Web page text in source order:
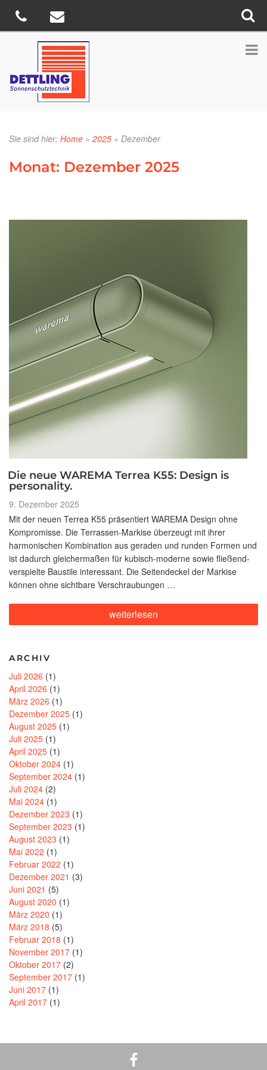
Sie sind hier: Home » 2025 » Dezember
Monat: Dezember 2025
Die neue WAREMA Terrea K55: Design is
personality.
Veröffentlicht
am
9. Dezember 2025
Mit der neuen Terrea K55 präsentiert WAREMA Design ohne
Kompromisse. Die Terrassen-Markise überzeugt mit ihrer
harmonischen Kombination aus geraden und runden Formen und
ist dadurch gleichermaßen für kubisch-moderne sowie fließend-
verspielte Baustile interessant. Die Seitendeckel der Markise
können ohne sichtbare Verschraubungen …
„Die
neue
weiterlesen
ARCHIV
Juli 2026 (1)
April 2026 (1)
März 2026 (1)
Dezember 2025 (1)
August 2025 (1)
Juli 2025 (1)
April 2025 (1)
Oktober 2024 (1)
September 2024 (1)
Juli 2024 (2)
Mai 2024 (1)
Dezember 2023 (1)
September 2023 (1)
August 2023 (1)
Mai 2022 (1)
Februar 2022 (1)
Dezember 2021 (3)
Juni 2021 (5)
August 2020 (1)
März 2020 (1)
März 2018 (5)
Februar 2018 (1)
November 2017 (1)
Oktober 2017 (2)
September 2017 (1)
Juni 2017 (1)
April 2017 (1)